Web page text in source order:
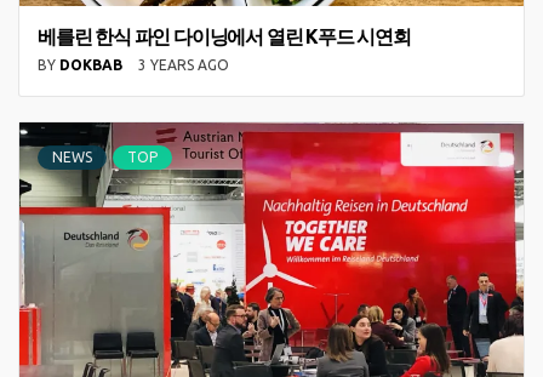
베를린 한식 파인 다이닝에서 열린 K푸드 시연회
BY DOKBAB 3 YEARS AGO
NEWS TOP